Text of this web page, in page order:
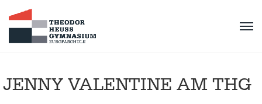
JENNY VALENTINE AM THG